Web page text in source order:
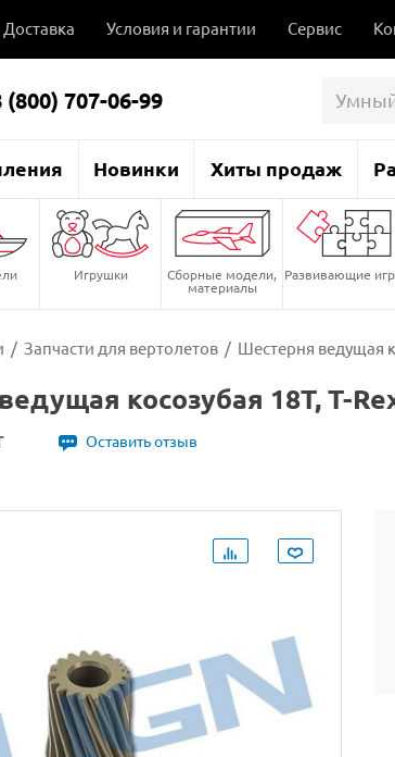
Доставка Условия и гарантии Сервис
(800) 707-06-99
Новинки Хиты продаж
Игрушки Сборные модели,
материалы
Развивающие
/ Запчасти для вертолетов / Шестерня ведущая
косозубая 18T, T-
Оставить отзыв